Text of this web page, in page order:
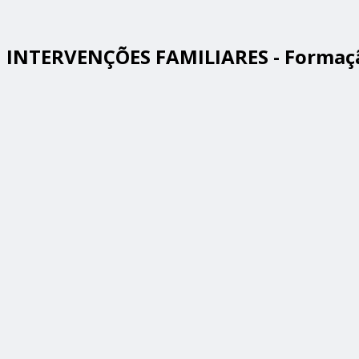
INTERVENÇÕES FAMILIARES -